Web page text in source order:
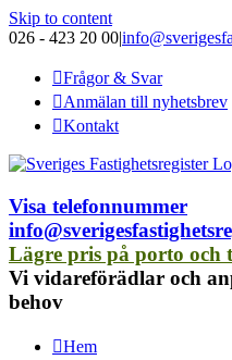
Skip to content
026 - 423 20 00|
Frågor & Svar
Anmälan till nyhetsbrev
Kontakt
Visa telefonnummer
Lägre pris på porto och
Vi vidareförädlar och
behov
Hem